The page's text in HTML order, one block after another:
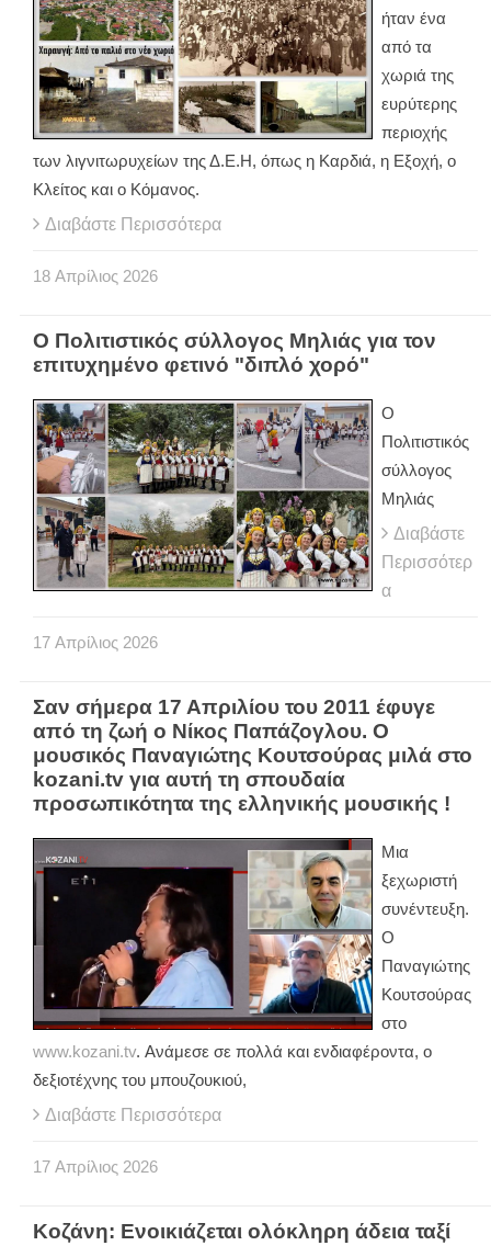
ήταν ένα
από τα
χωριά της
ευρύτερης
περιοχής
των λιγνιτωρυχείων της Δ.Ε.Η, όπως η Καρδιά, η Εξοχή, ο
Κλείτος και ο Κόμανος.
Διαβάστε Περισσότερα
18 Απρίλιος 2026
Ο Πολιτιστικός σύλλογος Μηλιάς για τον
επιτυχημένο φετινό "διπλό χορό"
Ο
Πολιτιστικός
σύλλογος
Μηλιάς
Διαβάστε
Περισσότερ
α
17 Απρίλιος 2026
Σαν σήμερα 17 Απριλίου του 2011 έφυγε
από τη ζωή ο Νίκος Παπάζογλου. Ο
μουσικός Παναγιώτης Κουτσούρας μιλά στο
kozani.tv για αυτή τη σπουδαία
προσωπικότητα της ελληνικής μουσικής !
Μια
ξεχωριστή
συνέντευξη.
Ο
Παναγιώτης
Kουτσούρας
στο
www.kozani.tv. Ανάμεσε σε πολλά και ενδιαφέροντα, ο
δεξιοτέχνης του μπουζουκιού,
Διαβάστε Περισσότερα
17 Απρίλιος 2026
Κοζάνη: Ενοικιάζεται ολόκληρη άδεια ταξί